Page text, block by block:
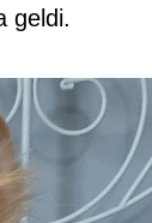
geldi.